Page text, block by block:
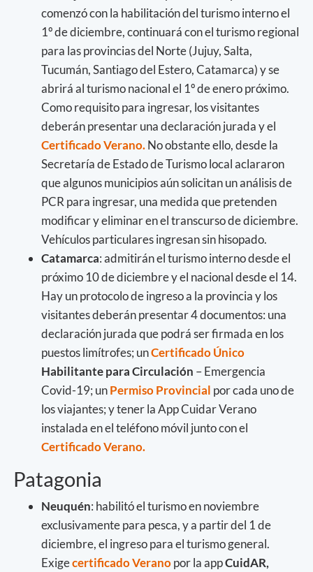
comenzó con la habilitación del turismo interno el
1º de diciembre, continuará con el turismo regional
para las provincias del Norte (Jujuy, Salta,
Tucumán, Santiago del Estero, Catamarca) y se
abrirá al turismo nacional el 1º de enero próximo.
Como requisito para ingresar, los visitantes
deberán presentar una declaración jurada y el
Certificado Verano.No obstante ello, desde la
Secretaría de Estado de Turismo local aclararon
que algunos municipios aún solicitan un análisis de
PCR para ingresar, una medida que pretenden
modificar y eliminar en el transcurso de diciembre.
Vehículos particulares ingresan sin hisopado.
Catamarca: admitirán el turismo interno desde el
próximo 10 de diciembre y el nacional desde el 14.
Hay un protocolo de ingreso a la provincia y los
visitantes deberán presentar 4 documentos: una
declaración jurada que podrá ser firmada en los
puestos limítrofes; unCertificado Único
Habilitante para Circulación – Emergencia
Covid-19; unPermiso Provincial por cada uno de
los viajantes; y tener la App Cuidar Verano
instalada en el teléfono móvil junto con el
Certificado Verano.
Patagonia
Neuquén: habilitó el turismo en noviembre
exclusivamente para pesca, y a partir del 1 de
diciembre, el ingreso para el turismo general.
Exigecertificado Veranopor la appCuidAR,